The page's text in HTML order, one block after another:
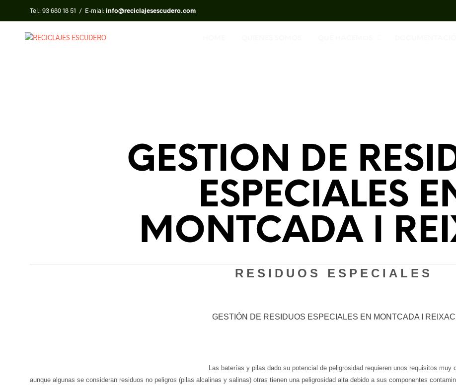
Tel.:93 680 18 51 / E-mial:info@reciclajesescudero.com
GESTION DE
ESPECIALES
MONTCADA I
RESIDUOS ESPECIALES
GESTIÓN DE RESIDUOS ESPECIALES EN MONTCADA I REIXAC
Las baterías y pilas dado su potencial de peligrosidad requieren unos requisitos
aunque algunas se consideran residuos no peligros (pilas alcalinas y salinas) otras tienen una peligrosidad alta debido a sus componentes